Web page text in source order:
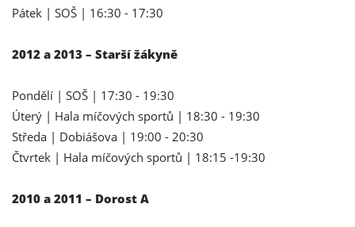
Pátek | SOŠ | 16:30 - 17:30
2012 a 2013 – Starší žákyně
Pondělí | SOŠ | 17:30 - 19:30
Úterý | Hala míčových sportů | 18:30 - 19:30
Středa | Dobiášova | 19:00 - 20:30
Čtvrtek | Hala míčových sportů | 18:15 -19:30
2010 a 2011 – Dorost A